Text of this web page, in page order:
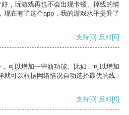
，玩游戏再也不会出现卡顿、掉线的情
现在有了这个app，我的游戏水平提升了
支持[0] 反对[0]
可以增加一些新功能。比如，可以增加
就可以根据网络情况自动选择最优的线
支持[0] 反对[0]